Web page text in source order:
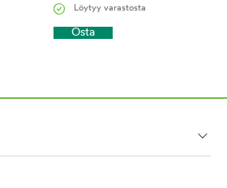
Löytyy varastosta
Osta